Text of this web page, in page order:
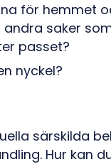
för hemmet
saker
passet?
nyckel?
särskilda
Hur kan